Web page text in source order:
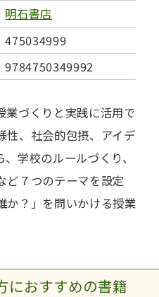
明石書店
475034999
9784750349992
業づくりと実践に活用で
性、社会的包摂、アイデ
学校のルールづくり、
ど７つのテーマを設定
か？」を問いかける授業
におすすめの書籍